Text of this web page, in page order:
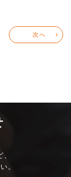
次へ
。